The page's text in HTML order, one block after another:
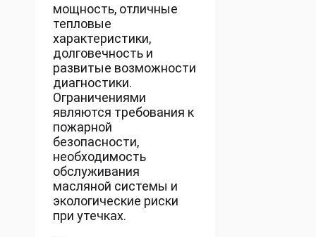
мощность, отличные
тепловые
характеристики,
долговечность и
развитые возможности
диагностики.
Ограничениями
являются требования к
пожарной
безопасности,
необходимость
обслуживания
масляной системы и
экологические риски
при утечках.